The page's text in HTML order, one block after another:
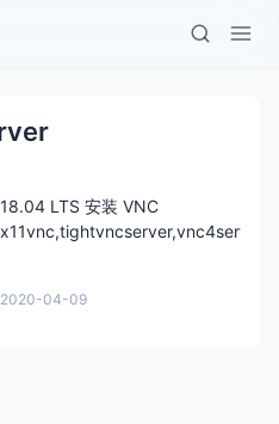
LTS 安装 VNC
2020-04-09